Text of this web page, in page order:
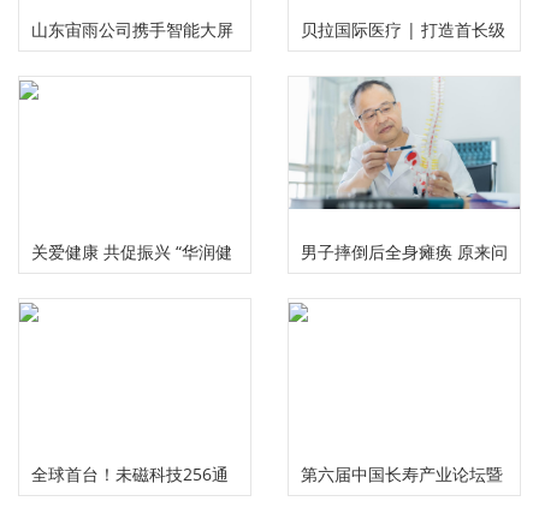
山东宙雨公司携手智能大屏
IPTV在2024年春晚给大家拜
贝拉国际医疗 | 打造首长级
精准服务 护航国民健康福祉
关爱健康 共促振兴 “华润健
康乡村”公益项目三周年总
男子摔倒后全身瘫痪 原来问
题出在颈椎上
全球首台！未磁科技256通
第六届中国长寿产业论坛暨